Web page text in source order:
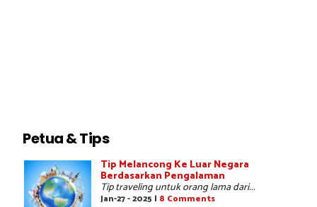
Petua & Tips
Tip Melancong Ke Luar Negara
Berdasarkan Pengalaman
Tip traveling untuk orang lama dari...
Jan-27 - 2025 | 8 Comments